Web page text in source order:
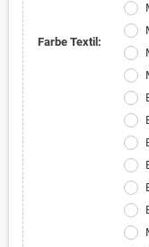
Farbe Textil: